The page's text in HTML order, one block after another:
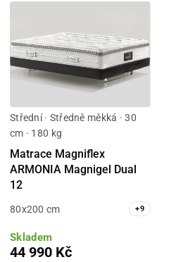
Střední · Středně měkká · 30
cm · 180 kg
Matrace Magniflex
ARMONIA Magnigel Dual
12
80x200 cm +9
Skladem
44 990 Kč